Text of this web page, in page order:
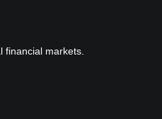
financial markets.